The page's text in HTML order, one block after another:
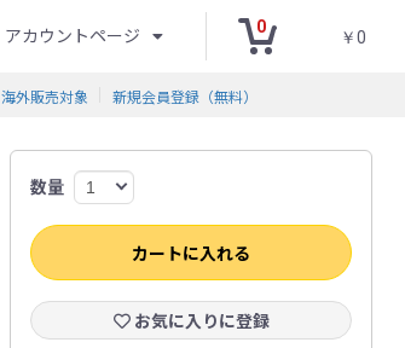
アカウントページ 0
￥0
海外販売対象 新規会員登録（無料）
数量
カートに入れる
お気に入りに登録